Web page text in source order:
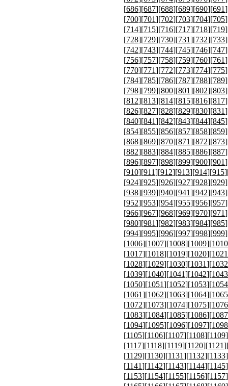
[686][687][688][689][690][691
[700][701][702][703][704][705
[714][715][716][717][718][719
[728][729][730][731][732][733
[742][743][744][745][746][747
[756][757][758][759][760][761
[770][771][772][773][774][775
[784][785][786][787][788][789
[798][799][800][801][802][803
[812][813][814][815][816][817
[826][827][828][829][830][831
[840][841][842][843][844][845
[854][855][856][857][858][859
[868][869][870][871][872][873
[882][883][884][885][886][887
[896][897][898][899][900][901
[910][911][912][913][914][915
[924][925][926][927][928][929
[938][939][940][941][942][943
[952][953][954][955][956][957
[966][967][968][969][970][971
[980][981][982][983][984][985
[994][995][996][997][998][999
[1006][1007][1008][1009][1010
[1017][1018][1019][1020][1021
[1028][1029][1030][1031][1032
[1039][1040][1041][1042][1043
[1050][1051][1052][1053][1054
[1061][1062][1063][1064][1065
[1072][1073][1074][1075][1076
[1083][1084][1085][1086][1087
[1094][1095][1096][1097][1098
[1105][1106][1107][1108][1109
[1117][1118][1119][1120][1121
[1129][1130][1131][1132][1133
[1141][1142][1143][1144][1145
[1153][1154][1155][1156][1157